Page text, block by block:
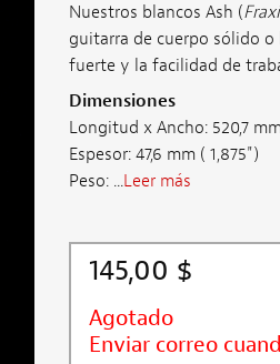
Nuestros blancos Ash (
guitarra de cuerpo sólido o
fuerte y la facilidad de
Dimensiones
Longitud x Ancho: 520,7
Espesor: 47,6 mm ( 1,875")
Peso: ...Leer más
145,00 $
Agotado
Enviar correo